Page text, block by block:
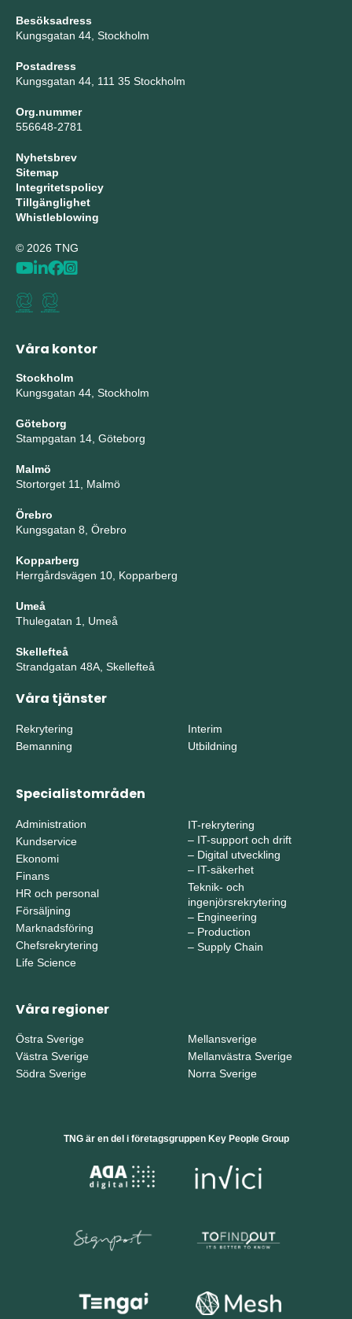
Besöksadress
Kungsgatan 44, Stockholm
Postadress
Kungsgatan 44, 111 35 Stockholm
Org.nummer
556648-2781
Nyhetsbrev
Sitemap
Integritetspolicy
Tillgänglighet
Whistleblowing
© 2026 TNG
Våra kontor
Stockholm
Kungsgatan 44, Stockholm
Göteborg
Stampgatan 14, Göteborg
Malmö
Stortorget 11, Malmö
Örebro
Kungsgatan 8, Örebro
Kopparberg
Herrgårdsvägen 10, Kopparberg
Umeå
Thulegatan 1, Umeå
Skellefteå
Strandgatan 48A, Skellefteå
Våra tjänster
Rekrytering
Bemanning
Interim
Utbildning
Specialistområden
Administration
Kundservice
Ekonomi
Finans
HR och personal
Försäljning
Marknadsföring
Chefsrekrytering
Life Science
IT-rekrytering
– IT-support och drift
– Digital utveckling
– IT-säkerhet
Teknik- och
ingenjörsrekrytering
– Engineering
– Production
– Supply Chain
Våra regioner
Östra Sverige
Västra Sverige
Södra Sverige
Mellansverige
Mellanvästra Sverige
Norra Sverige
TNG är en del i företagsgruppen Key People Group